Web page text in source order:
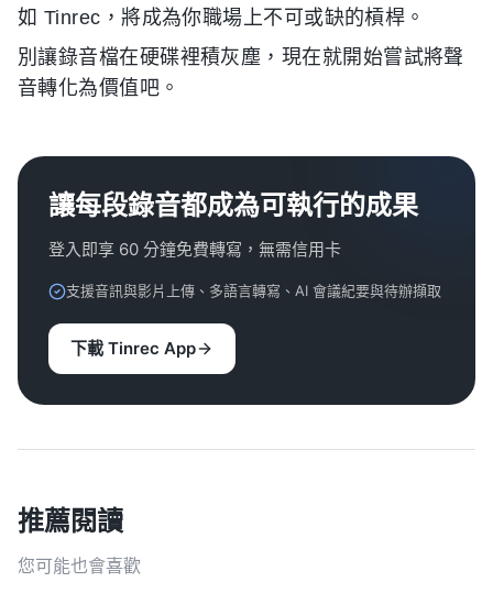
如 Tinrec，將成為你職場上不可或缺的槓桿。
別讓錄音檔在硬碟裡積灰塵，現在就開始嘗試將聲
音轉化為價值吧。
讓每段錄音都成為可執行的成果
登入即享 60 分鐘免費轉寫，無需信用卡
支援音訊與影片上傳、多語言轉寫、AI 會議紀要與待辦擷取
下載 Tinrec App
推薦閱讀
您可能也會喜歡